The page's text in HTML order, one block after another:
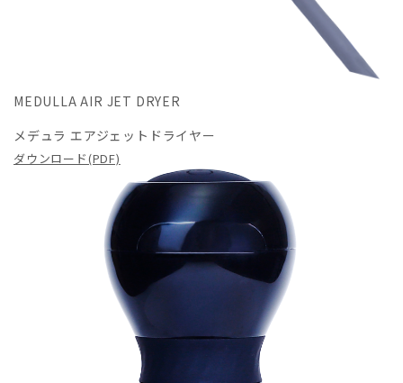
MEDULLA AIR JET DRYER
メデュラ エアジェットドライヤー
ダウンロード(PDF)